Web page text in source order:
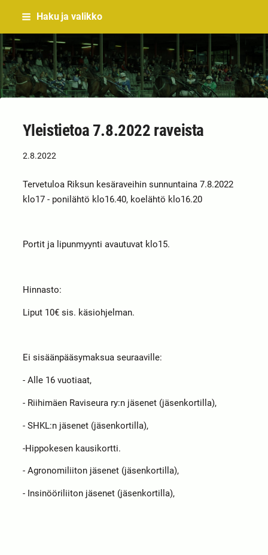
Siirry
sisältöön
Haku ja valikko
Sivuston etusivulle
Yleistietoa 7.8.2022 raveista
2.8.2022
Tervetuloa Riksun kesäraveihin sunnuntaina 7.8.2022
klo17 - ponilähtö klo16.40, koelähtö klo16.20
Portit ja lipunmyynti avautuvat klo15.
Hinnasto:
Liput 10€ sis. käsiohjelman.
Ei sisäänpääsymaksua seuraaville:
- Alle 16 vuotiaat,
- Riihimäen Raviseura ry:n jäsenet (jäsenkortilla),
- SHKL:n jäsenet (jäsenkortilla),
-Hippokesen kausikortti.
- Agronomiliiton jäsenet (jäsenkortilla),
- Insinööriliiton jäsenet (jäsenkortilla),